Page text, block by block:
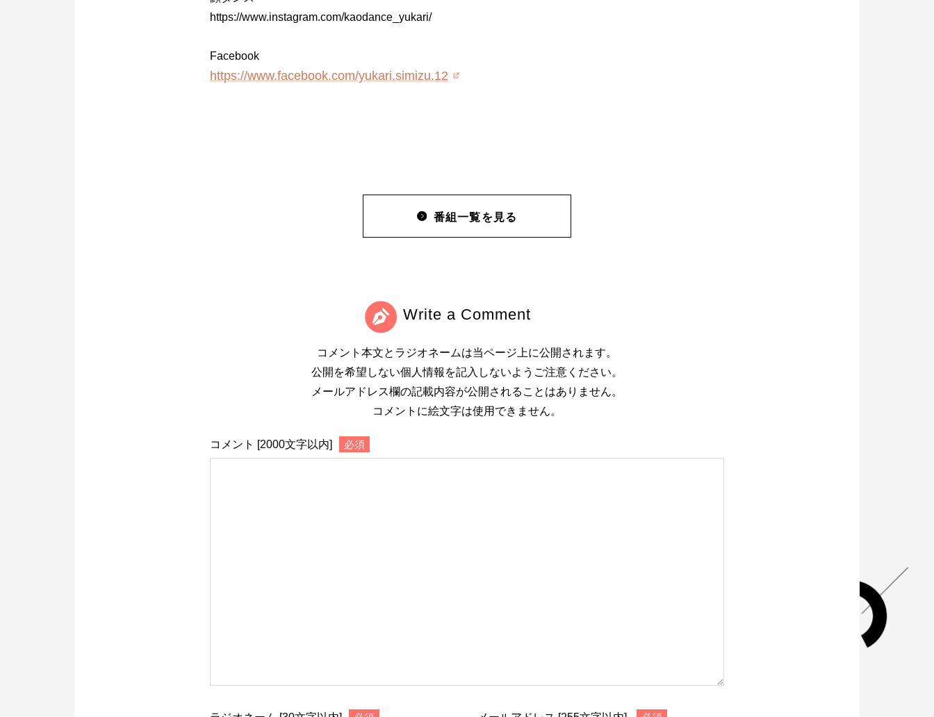
https://www.instagram.com/kaodance_yukari/
Facebook
https://www.facebook.com/yukari.simizu.12
番組一覧を見る
Write a Comment
コメント本文とラジオネームは当ページ上に公開されます。
公開を希望しない個人情報を記入しないようご注意ください。
メールアドレス欄の記載内容が公開されることはありません。
コメントに絵文字は使用できません。
コメント [2000文字以内] 必須